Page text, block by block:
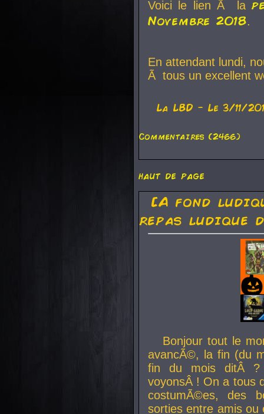
Voici le lien Ã la
Novembre 2018.
En attendant lundi,
Ã tous un excellent
La LBD - Le 3/11/
Commentaires (2466)
haut de page
[A fond
repas ludique
Bonjour tout le
avancÃ©, la fin (du
fin du mois ditÂ ?
voyonsÂ ! On a tous
costumÃ©es, des
sorties entre amis